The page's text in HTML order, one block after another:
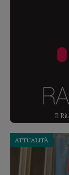
Il
ATTUALITÀ